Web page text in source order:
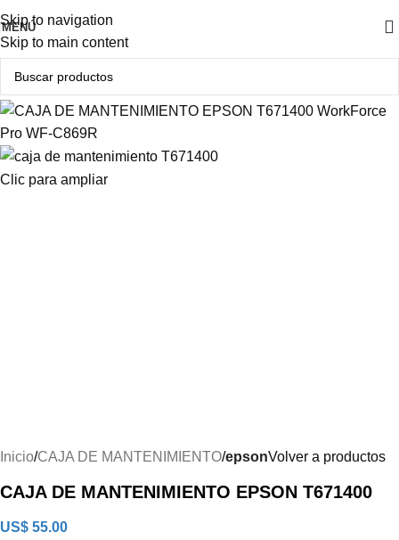
Skip to navigation
Skip to main content
MENÚ
Producto Original
Clic para ampliar
Inicio CAJA DE MANTENIMIENTO epsonVolver a productos
CAJA DE MANTENIMIENTO EPSON T671400
US$ 55.00